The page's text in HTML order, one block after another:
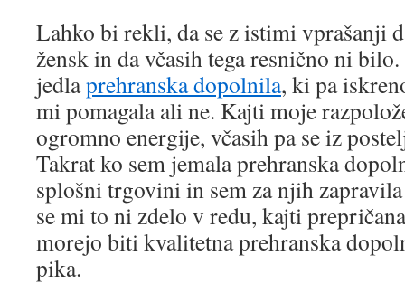
Lahko bi rekli, da se z istimi vprašanji
žensk in da včasih tega resnično ni bilo.
jedlaprehranska dopolnila, ki pa
mi pomagala ali ne. Kajti moje
ogromno energije, včasih pa se iz
Takrat ko sem jemala prehranska
splošni trgovini in sem za njih
se mi to ni zdelo v redu, kajti
morejo biti kvalitetna prehranska
pika.